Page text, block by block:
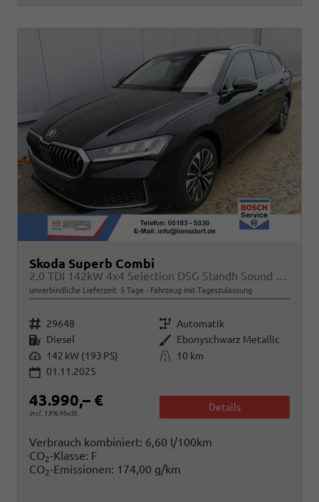
Skoda Superb Combi
2.0 TDI 142kW 4x4 Selection DSG Standh Sound AHK 360 Head Up Pano
unverbindliche Lieferzeit: 5 Tage Fahrzeug mit Tageszulassung
Fahrzeugnr. 29648 Getriebe Automatik
Kraftstoff Diesel Außenfarbe Ebonyschwarz Metallic
Leistung 142 kW (193 PS) Kilometerstand
10 km
01.11.2025
43.990,– €
incl. 19% MwSt.
Details
Verbrauch kombiniert: 6,60 l/100km
CO2-Klasse: F
CO2-Emissionen: 174,00 g/km